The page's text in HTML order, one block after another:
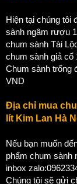
Hiện tại chúng tôi
sành ngâm rượu
chum sành Tài
chum sành giả cổ
Chum sành trống
VND
Địa chỉ mua
lít Kim Lan Hà
Nếu bạn muốn
phẩm chum sành
inbox zalo:
Chúng tôi sẽ gửi